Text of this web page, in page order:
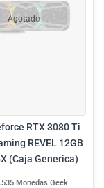
Agotado
RTX 3080 Ti
REVEL 12GB
(Caja Generica)
Monedas Geek